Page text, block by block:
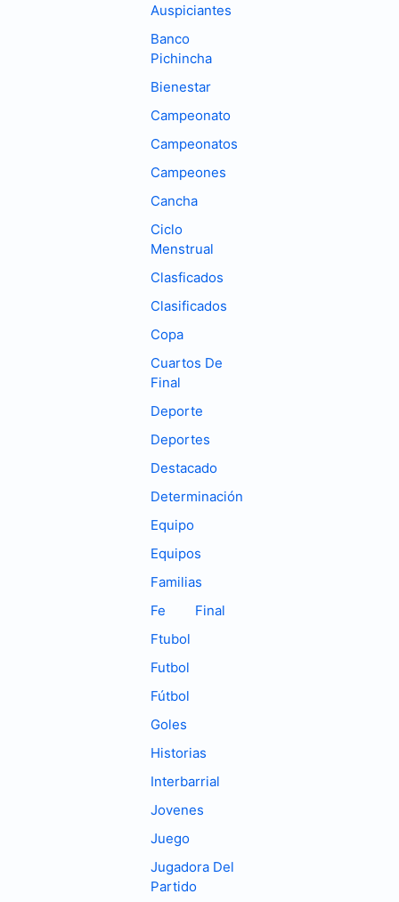
Auspiciantes
Banco
Pichincha
Bienestar
Campeonato
Campeonatos
Campeones
Cancha
Ciclo
Menstrual
Clasficados
Clasificados
Copa
Cuartos De
Final
Deporte
Deportes
Destacado
Determinación
Equipo
Equipos
Familias
Fe
Final
Ftubol
Futbol
Fútbol
Goles
Historias
Interbarrial
Jovenes
Juego
Jugadora Del
Partido